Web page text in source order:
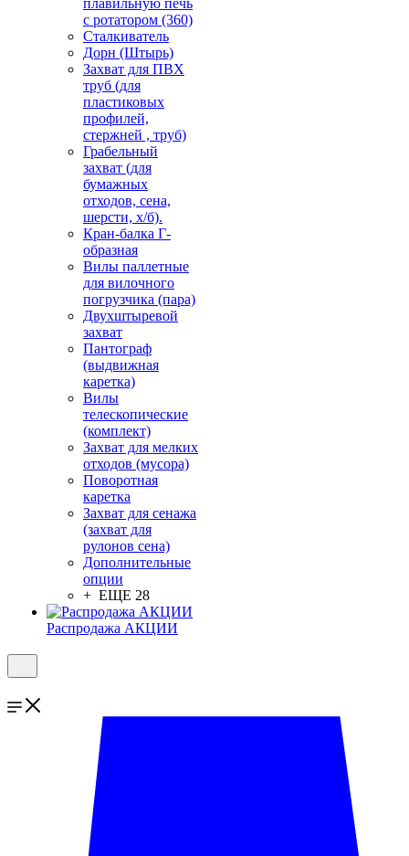
плавильную печь
с ротатором (360)
Сталкиватель
Дорн (Штырь)
Захват для ПВХ
труб (для
пластиковых
профилей,
стержней , труб)
Грабельный
захват (для
бумажных
отходов, сена,
шерсти, х/б).
Кран-балка Г-
образная
Вилы паллетные
для вилочного
погрузчика (пара)
Двухштыревой
захват
Пантограф
(выдвижная
каретка)
Вилы
телескопические
(комплект)
Захват для мелких
отходов (мусора)
Поворотная
каретка
Захват для сенажа
(захват для
рулонов сена)
Дополнительные
опции
+ ЕЩЕ 28
Распродажа АКЦИИ